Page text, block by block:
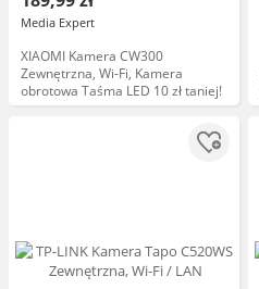
Media Expert
XIAOMI Kamera CW300
Zewnętrzna, Wi-Fi, Kamera
obrotowa Taśma LED 10 zł taniej!